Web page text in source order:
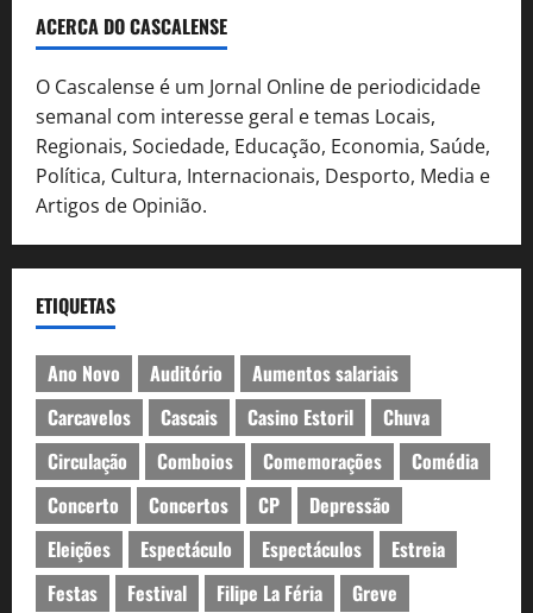
ACERCA DO CASCALENSE
O Cascalense é um Jornal Online de periodicidade
semanal com interesse geral e temas Locais,
Regionais, Sociedade, Educação, Economia, Saúde,
Política, Cultura, Internacionais, Desporto, Media e
Artigos de Opinião.
ETIQUETAS
Ano Novo Auditório
Aumentos salariais
Carcavelos
Cascais Casino Estoril
Chuva
Circulação
Comboios Comemorações
Comédia
Concerto
Concertos CP
Depressão
Eleições
Espectáculo Espectáculos
Estreia
Festas
Festival Filipe La Féria
Greve